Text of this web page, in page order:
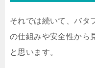
それでは続いて、バタ
の仕組みや安全性から
と思います。